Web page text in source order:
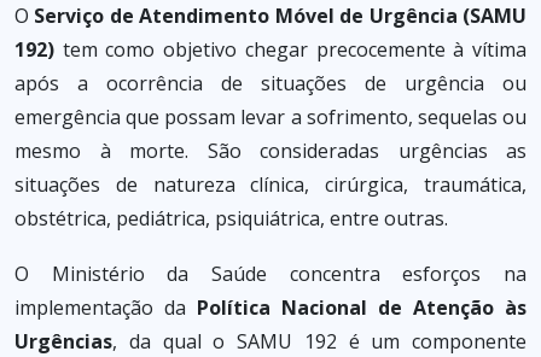
O Serviço de Atendimento Móvel de Urgência (SAMU
192) tem como objetivo chegar precocemente à vítima
após a ocorrência de situações de urgência ou
emergência que possam levar a sofrimento, sequelas ou
mesmo à morte. São consideradas urgências as
situações de natureza clínica, cirúrgica, traumática,
obstétrica, pediátrica, psiquiátrica, entre outras.
O Ministério da Saúde concentra esforços na
implementação da Política Nacional de Atenção às
Urgências, da qual o SAMU 192 é um componente